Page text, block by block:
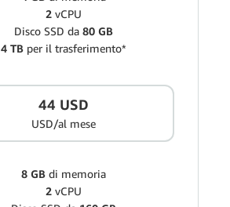
2 vCPU
Disco SSD da 80 GB
4 TB per il trasferimento*
44 USD
USD/al mese
8 GB di memoria
2 vCPU